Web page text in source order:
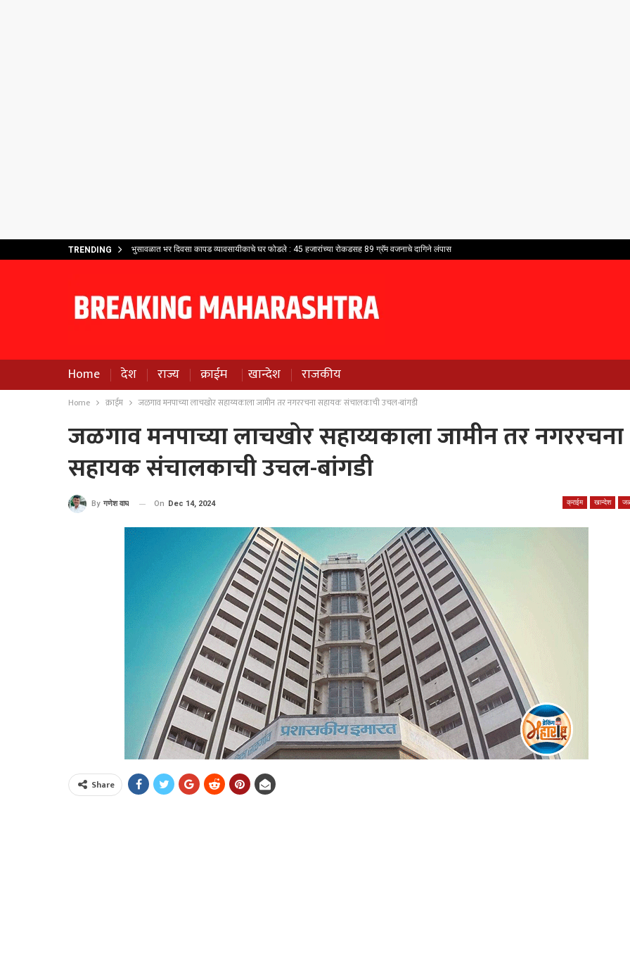
TRENDING भुसावळात भर दिवसा कापड व्यावसायीकाचे घर फोडले : 45 हजारांच्या रोकडसह 89 ग्रॅम वजनाचे दागिने लंपास
Home देश राज्य क्राईम खान्देश राजकीय
Home क्राईम जळगाव मनपाच्या लाचखोर सहाय्यकाला जामीन तर नगररचना सहायक संचालकाची उचल-बांगडी
जळगाव मनपाच्या लाचखोर सहाय्यकाला जामीन तर नगररचना
सहायक संचालकाची उचल-बांगडी
क्राईम खान्देश
By गणेश वाघ On Dec 14, 2024
Share